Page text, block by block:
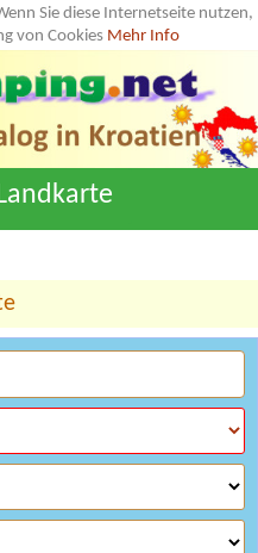
Sie diese Internetseite nutzen,
von Cookies Mehr Info
Landkarte